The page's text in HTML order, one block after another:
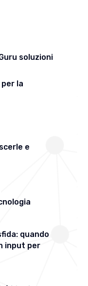
soluzioni
per la
e
quando
input per